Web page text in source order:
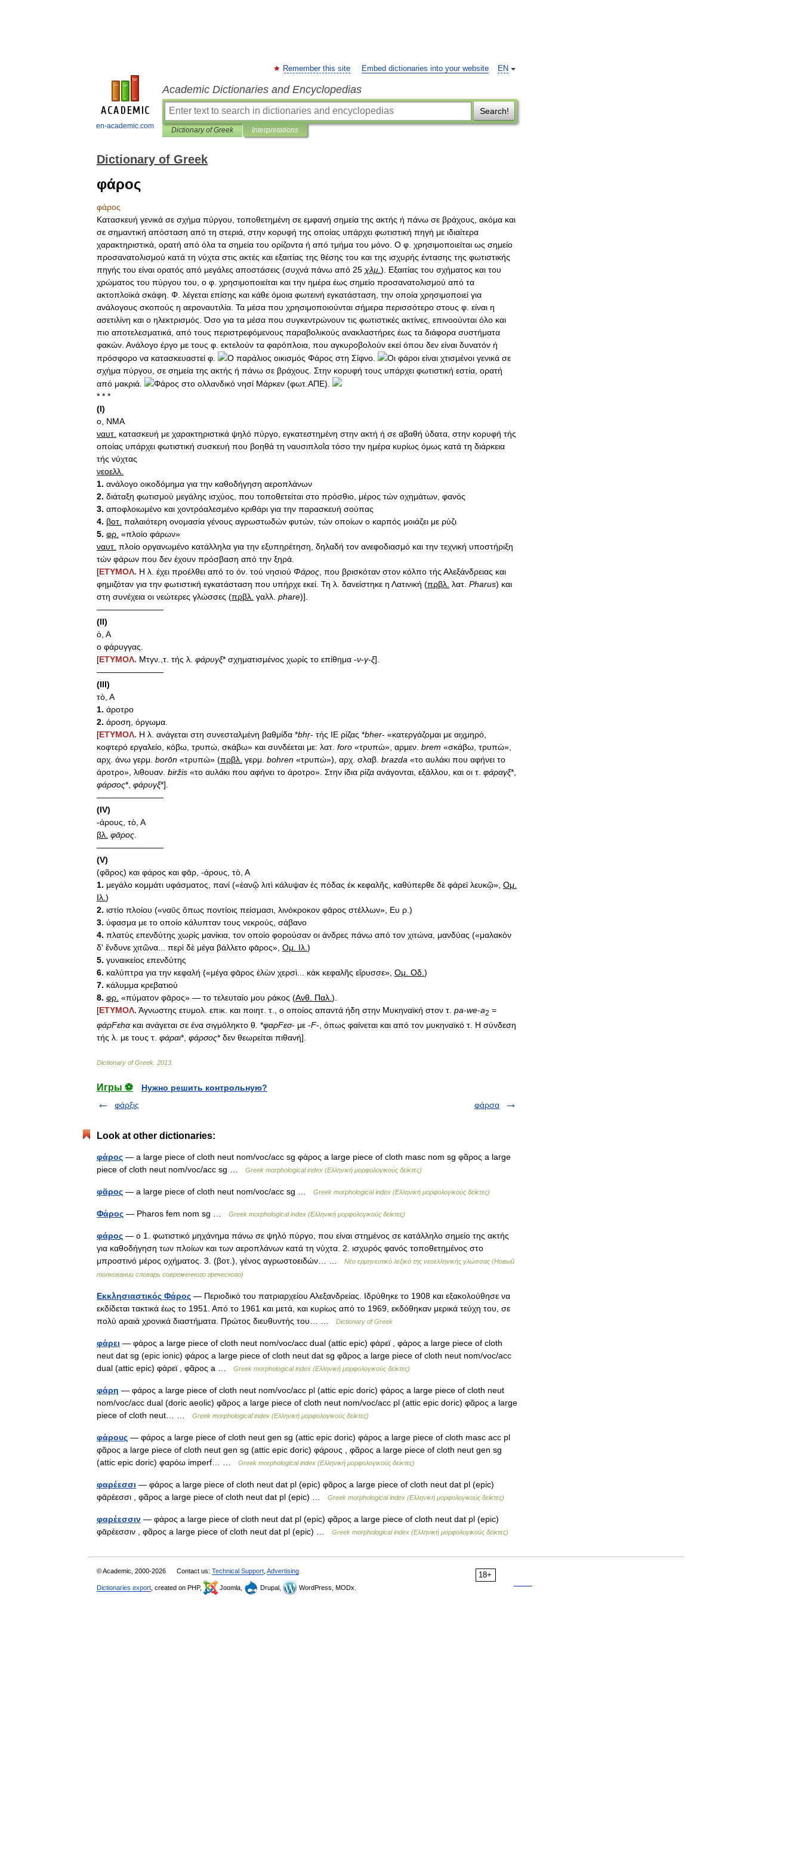
en-academic.com
EN
Remember this site Embed dictionaries into your website
Academic Dictionaries and Encyclopedias
Search!
Dictionary of Greek Interpretations
Dictionary of Greek
φάρος
φάρος
Κατασκευή γενικά σε σχήμα πύργου τοποθετημένη σε εμφανή σημεία της ακτής ή πάνω σε βράχους ακόμα και
σε σημαντική απόσταση από τη στεριά στην κορυφή της οποίας υπάρχει φωτιστική πηγή με ιδιαίτερα
χαρακτηριστικά ορατή από όλα τα σημεία του ορίζοντα ή από τμήμα του μόνο Ο φ χρησιμοποιείται ως σημείο
προσανατολισμού κατά τη νύχτα στις ακτές και εξαιτίας της θέσης του και της ισχυρής έντασης της φωτιστικής
πηγής του είναι ορατός από μεγάλες αποστάσεις (συχνά πάνω από 25 χλμ ). Εξαιτίας του σχήματος και του
χρώματος του πύργου του ο φ χρησιμοποιείται και την ημέρα έως σημείο προσανατολισμού από τα
ακτοπλοϊκά σκάφη Φ λέγεται επίσης και κάθε όμοια φωτεινή εγκατάσταση την οποία χρησιμοποιεί για
ανάλογους σκοπούς η αεροναυτιλία Τα μέσα που χρησιμοποιούνται σήμερα περισσότερο στους φ είναι η
ασετιλίνη και ο ηλεκτρισμός .Όσο για τα μέσα που συγκεντρώνουν τις φωτιστικές ακτίνες επινοούνται όλο και
πιο αποτελεσματικά από τους περιστρεφόμενους παραβολικούς ανακλαστήρες έως τα διάφορα συστήματα
φακών Ανάλογο έργο με τους φ εκτελούν τα φαρόπλοια που αγκυροβολούν εκεί όπου δεν είναι δυνατόν ή
πρόσφορο να κατασκευαστεί φ Ο παράλιος οικισμός Φάρος στη Σίφνο Οι φάροι είναι χτισμένοι γενικά σε
σχήμα πύργου σε σημεία της ακτής ή πάνω σε βράχους Στην κορυφή τους υπάρχει φωτιστική εστία ορατή
από μακριά Φάρος στο ολλανδικό νησί Μάρκεν (φωτ ΑΠΕ).
* * *
(I)
ο ΝΜΑ
ναυτ κατασκευή με χαρακτηριστικά ψηλό πύργο εγκατεστημένη στην ακτή ή σε αβαθή ύδατα στην κορυφή τής
οποίας υπάρχει φωτιστική συσκευή που βοηθά τη ναυσιπλοΐα τόσο την ημέρα κυρίως όμως κατά τη διάρκεια
τής νύχτας
νεοελλ
1. ανάλογο οικοδόμημα για την καθοδήγηση αεροπλάνων
2. διάταξη φωτισμού μεγάλης ισχύος που τοποθετείται στο πρόσθιο μέρος τών οχημάτων φανός
3. αποφλοιωμένο και χοντρόαλεσμένο κριθάρι για την παρασκευή σούπας
4. βοτ παλαιότερη ονομασία γένους αγρωστωδών φυτών τών οποίων ο καρπός μοιάζει με ρύζι
5. φρ «πλοίο φάρων»
ναυτ πλοίο οργανωμένο κατάλληλα για την εξυπηρέτηση δηλαδή τον ανεφοδιασμό και την τεχνική υποστήριξη
τών φάρων που δεν έχουν πρόσβαση από την ξηρά
[ΕΤΥΜΟΛ. Η λ έχει προέλθει από το όν τού νησιού Φάρος που βρισκόταν στον κόλπο τής Αλεξάνδρειας και
φημιζόταν για την φωτιστική εγκατάσταση που υπήρχε εκεί Τη λ δανείστηκε η Λατινική (πρβλ λατ Pharus) και
στη συνέχεια οι νεώτερες γλώσσες (πρβλ γαλλ phare)].
————————
(II)
ὁ Α
ο φάρυγγας
[ΕΤΥΜΟΛ. Μτγν τ τής λ φάρυγξ* σχηματισμένος χωρίς το επίθημα -ν-γ-ξ].
————————
(III)
τὸ Α
1. άροτρο
2. άροση όργωμα
[ΕΤΥΜΟΛ. Η λ ανάγεται στη συνεσταλμένη βαθμίδα *bhŗ- τής ΙΕ ρίζας *bher- «κατεργάζομαι με αιχμηρό
κοφτερό εργαλείο κόβω τρυπώ σκάβω» και συνδέεται με: λατ foro «τρυπώ», αρμεν brem «σκάβω τρυπώ»,
αρχ άνω γερμ borōn «τρυπώ» (πρβλ γερμ bohren «τρυπώ»), αρχ σλαβ brazda «το αυλάκι που αφήνει το
άροτρο», λιθουαν biržis «το αυλάκι που αφήνει το άροτρο». Στην ίδια ρίζα ανάγονται εξάλλου και οι τ φάραγξ*,
φάρσος*, φάρυγξ*].
————————
(IV)
-άρους τὸ Α
βλ φᾱρος
————————
(V)
(φᾶρος) και φάρος και φᾱρ , -άρους τὸ Α
1. μεγάλο κομμάτι υφάσματος πανί («ἑανῷ λιτὶ κάλυψαν ἐς πόδας ἐκ κεφαλῆς καθύπερθε δὲ φάρεϊ λευκῷ», Ομ
Ιλ )
2. ιστίο πλοίου («ναῡς ὅπως ποντίοις πείσμασι λινόκροκον φᾱρος στέλλων», Ευ ρ .)
3. ύφασμα με το οποίο κάλυπταν τους νεκρούς σάβανο
4. πλατύς επενδύτης χωρίς μανίκια τον οποίο φορούσαν οι άνδρες πάνω από τον χιτώνα μανδύας («μαλακὸν
δ' ἔνδυνε χιτῶνα περὶ δὲ μέγα βάλλετο φᾱρος», Ομ Ιλ )
5. γυναικείος επενδύτης
6. καλύπτρα για την κεφαλή («μέγα φᾱρος ἑλὼν χερσὶ κἀκ κεφαλῆς εἴρυσσε», Ομ Οδ )
7. κάλυμμα κρεβατιού
8. φρ «πύματον φᾱρος» — το τελευταίο μου ράκος (Ανθ Παλ ).
[ΕΤΥΜΟΛ. Άγνωστης ετυμολ επικ και ποιητ τ ο οποίος απαντά ήδη στην Μυκηναϊκή στον τ pa-we-a2 =
φάρFεhα και ανάγεται σε ένα σιγμόληκτο θ . *φαρFεσ- με -F-, όπως φαίνεται και από τον μυκηναϊκό τ Η σύνδεση
τής λ με τους τ φάραι*, φάρσος* δεν θεωρείται πιθανή].
Dictionary of Greek 2013
Игры ⚽
Нужно решить контрольную?
φάρξις
φάρσα
Look at other dictionaries:
φάρος — a large piece of cloth neut nom/voc/acc sg φάρος a large piece of cloth masc nom sg φᾶρος a large
piece of cloth neut nom/voc/acc sg …
Greek morphological index (Ελληνική μορφολογικούς δείκτες)
φᾶρος — a large piece of cloth neut nom/voc/acc sg … Greek morphological index (Ελληνική μορφολογικούς δείκτες)
Φάρος — Pharos fem nom sg … Greek morphological index (Ελληνική μορφολογικούς δείκτες)
φάρος — ο 1. φωτιστικό μηχάνημα πάνω σε ψηλό πύργο, που είναι στημένος σε κατάλληλο σημείο της ακτής
για καθοδήγηση των πλοίων και των αεροπλάνων κατά τη νύχτα. 2. ισχυρός φανός τοποθετημένος στο
μπροστινό μέρος οχήματος. 3. (βοτ.), γένος αγρωστοειδών… …
Νέο ερμηνευτικό λεξικό της νεοελληνικής γλώσσας (Новый
толковании словарь современного греческого)
Εκκλησιαστικός Φάρος — Περιοδικό του πατριαρχείου Αλεξανδρείας. Ιδρύθηκε το 1908 και εξακολούθησε να
εκδίδεται τακτικά έως το 1951. Από το 1961 και μετά, και κυρίως από το 1969, εκδόθηκαν μερικά τεύχη του, σε
πολύ αραιά χρονικά διαστήματα. Πρώτος διευθυντής του… …
Dictionary of Greek
φάρει — φάρος a large piece of cloth neut nom/voc/acc dual (attic epic) φάρεϊ , φάρος a large piece of cloth
neut dat sg (epic ionic) φάρος a large piece of cloth neut dat sg φᾶρος a large piece of cloth neut nom/voc/acc
dual (attic epic) φάρεϊ , φᾶρος a …
Greek morphological index (Ελληνική μορφολογικούς δείκτες)
φάρη — φάρος a large piece of cloth neut nom/voc/acc pl (attic epic doric) φάρος a large piece of cloth neut
nom/voc/acc dual (doric aeolic) φᾶρος a large piece of cloth neut nom/voc/acc pl (attic epic doric) φᾶρος a large
piece of cloth neut… …
Greek morphological index (Ελληνική μορφολογικούς δείκτες)
φάρους — φάρος a large piece of cloth neut gen sg (attic epic doric) φάρος a large piece of cloth masc acc pl
φᾶρος a large piece of cloth neut gen sg (attic epic doric) φά̱ρους , φᾶρος a large piece of cloth neut gen sg
(attic epic doric) φαρόω imperf… …
Greek morphological index (Ελληνική μορφολογικούς δείκτες)
φαρέεσσι — φάρος a large piece of cloth neut dat pl (epic) φᾶρος a large piece of cloth neut dat pl (epic)
φᾱρέεσσι , φᾶρος a large piece of cloth neut dat pl (epic) …
Greek morphological index (Ελληνική μορφολογικούς δείκτες)
φαρέεσσιν — φάρος a large piece of cloth neut dat pl (epic) φᾶρος a large piece of cloth neut dat pl (epic)
φᾱρέεσσιν , φᾶρος a large piece of cloth neut dat pl (epic) …
Greek morphological index (Ελληνική μορφολογικούς δείκτες)
18+
© Academic, 2000-2026 Contact us: Technical Support Advertising
Dictionaries export , created on PHP, Joomla, Drupal, WordPress, MODx.